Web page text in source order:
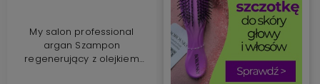
My salon professional
argan Szampon
regenerujący z olejkiem